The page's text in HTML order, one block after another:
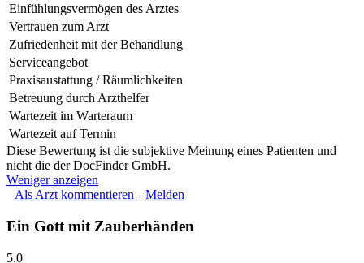
Einfühlungsvermögen des Arztes
Vertrauen zum Arzt
Zufriedenheit mit der Behandlung
Serviceangebot
Praxisaustattung / Räumlichkeiten
Betreuung durch Arzthelfer
Wartezeit im Warteraum
Wartezeit auf Termin
Diese Bewertung ist die subjektive Meinung eines Patienten und
nicht die der DocFinder GmbH.
Weniger anzeigen
Als Arzt kommentieren
Melden
Ein Gott mit Zauberhänden
5,0